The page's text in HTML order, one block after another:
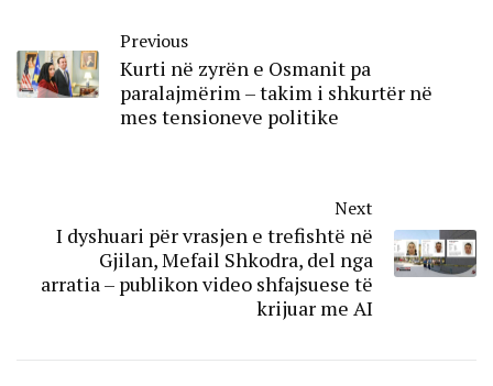
Previous
Kurti në zyrën e Osmanit pa
paralajmërim – takim i shkurtër në
mes tensioneve politike
Next
I dyshuari për vrasjen e trefishtë në
Gjilan, Mefail Shkodra, del nga
arratia – publikon video shfajsuese të
krijuar me AI